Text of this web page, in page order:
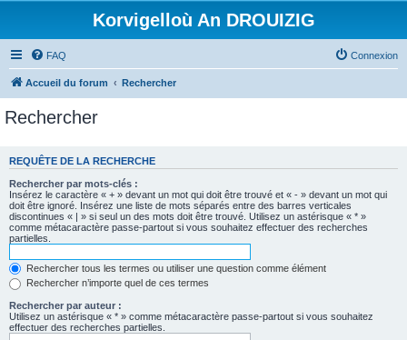
Korvigelloù An DROUIZIG
FAQ Connexion
Accueil du forum Rechercher
Rechercher
REQUÊTE DE LA RECHERCHE
Rechercher par mots-clés :
Insérez le caractère « + » devant un mot qui doit être trouvé et « - » devant un mot qui
doit être ignoré. Insérez une liste de mots séparés entre des barres verticales
discontinues « | » si seul un des mots doit être trouvé. Utilisez un astérisque « * »
comme métacaractère passe-partout si vous souhaitez effectuer des recherches
partielles.
Rechercher tous les termes ou utiliser une question comme élément
Rechercher n’importe quel de ces termes
Rechercher par auteur :
Utilisez un astérisque « * » comme métacaractère passe-partout si vous souhaitez
effectuer des recherches partielles.